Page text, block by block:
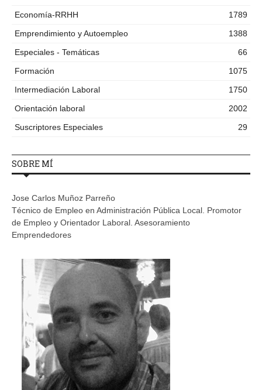
Economía-RRHH
1789
Emprendimiento y Autoempleo
1388
Especiales - Temáticas
66
Formación
1075
Intermediación Laboral
1750
Orientación laboral
2002
Suscriptores Especiales
29
SOBRE MÍ
Jose Carlos Muñoz Parreño
Técnico de Empleo en Administración Pública Local. Promotor
de Empleo y Orientador Laboral. Asesoramiento
Emprendedores